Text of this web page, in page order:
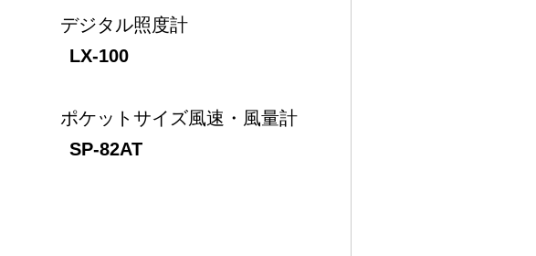
デジタル照度計
LX-100
ポケットサイズ風速・風量計
SP-82AT